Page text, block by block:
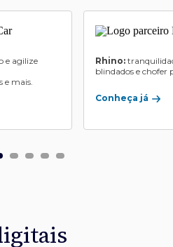
e agilize
e mais.
Rhino:
blindados e chofer
Conheça já